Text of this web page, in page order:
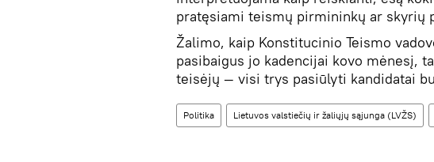
pratęsiami teismų pirmininkų ar skyrių
Žalimo, kaip Konstitucinio Teismo
pasibaigus jo kadencijai kovo mėnesį,
teisėjų — visi trys pasiūlyti kandidatai
Politika Lietuvos valstiečių ir žaliųjų sąjunga (LVŽS)